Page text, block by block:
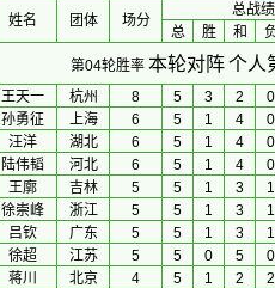
姓名 团体 场分
总战绩
总
胜 和
第04轮胜率 本轮对阵个人
王天一 杭州 8 5 3 2
0
孙勇征 上海 6 5 1 4
0
汪洋 湖北 6 5 1 4
0
陆伟韬 河北 6 5 1 4
0
王廓 吉林 5 5 1 3
1
徐崇峰 浙江 5 5 1 3
1
吕钦 广东 5 5 1 3
1
徐超 江苏 5 5 0 5
0
蒋川 北京 4 5 1 2
2